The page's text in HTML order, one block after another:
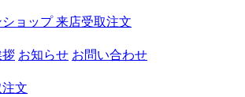
ショップ来店受取注文
拶 お知らせ お問い合わせ
文